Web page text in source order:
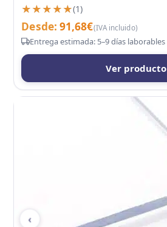
★★★★★
★★★★★(1)
Desde:91,68€(IVA incluido)
Entrega estimada: 5–9 días laborables
Ver producto
‹